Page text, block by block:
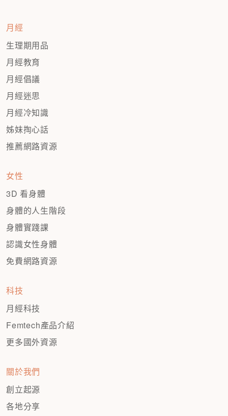
月經
生理期用品
月經教育
月經倡議
月經迷思
月經冷知識
姊妹掏心話
推薦網路資源
女性
3D 看身體
身體的人生階段
身體實踐課
認識女性身體
免費網路資源
科技
月經科技
Femtech產品介紹
更多國外資源
關於我們
創立起源
各地分享